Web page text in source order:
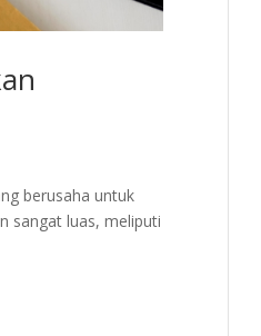
berusaha untuk
sangat luas, meliputi